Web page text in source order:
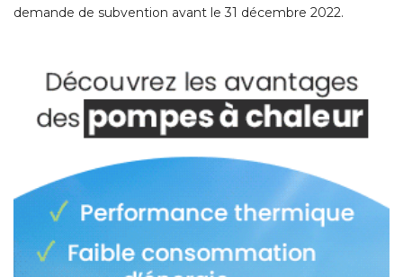
demande de subvention avant le 31 décembre 2022.